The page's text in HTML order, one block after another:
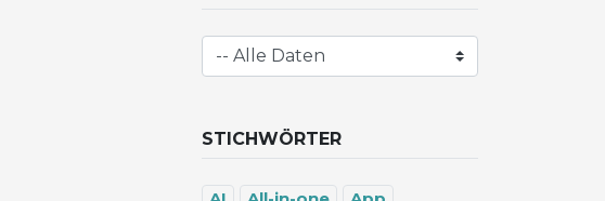
STICHWÖRTER